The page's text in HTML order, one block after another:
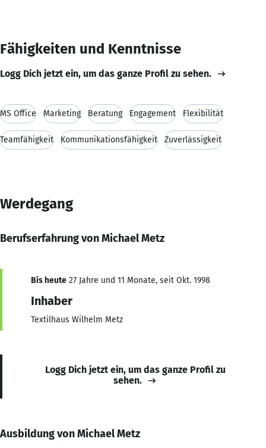
Fähigkeiten und Kenntnisse
Logg Dich jetzt ein, um das ganze Profil zu sehen.
MS Office Marketing Beratung Engagement Flexibilität
Teamfähigkeit Kommunikationsfähigkeit Zuverlässigkeit
Werdegang
Berufserfahrung von Michael Metz
Bis heute 27 Jahre und 11 Monate, seit Okt. 1998
Inhaber
Textilhaus Wilhelm Metz
Logg Dich jetzt ein, um das ganze Profil zu
sehen.
Ausbildung von Michael Metz